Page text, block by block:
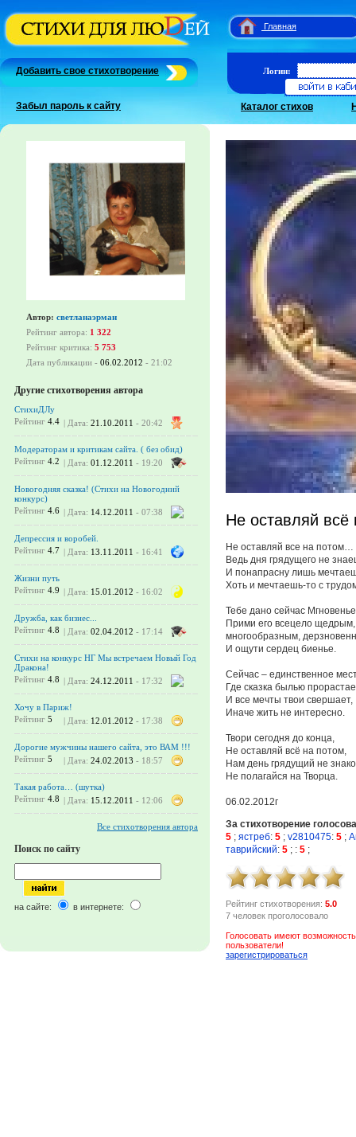
Главная
Добавить свое стихотворение
Забыл пароль к сайту
Логин:
Каталог стихов
Автор: светланаэрман
Рейтинг автора: 1 322
Рейтинг критика: 5 753
Дата публикации - 06.02.2012 - 21:02
Другие стихотворения автора
СтихиДЛу
Рейтинг 4.4 | Дата: 21.10.2011 - 20:42
Модераторам и критикам сайта. ( без обид)
Рейтинг 4.2 | Дата: 01.12.2011 - 19:20
Новогодняя сказка! (Стихи на Новогодний
конкурс)
Рейтинг 4.6 | Дата: 14.12.2011 - 07:38
Депрессия и воробей.
Рейтинг 4.7 | Дата: 13.11.2011 - 16:41
Жизни путь
Рейтинг 4.9 | Дата: 15.01.2012 - 16:02
Дружба, как бизнес...
Рейтинг 4.8 | Дата: 02.04.2012 - 17:14
Стихи на конкурс НГ Мы встречаем Новый Год
Дракона!
Рейтинг 4.8 | Дата: 24.12.2011 - 17:32
Хочу в Париж!
Рейтинг 5 | Дата: 12.01.2012 - 17:38
Дорогие мужчины нашего сайта, это ВАМ !!!
Рейтинг 5 | Дата: 24.02.2013 - 18:57
Такая работа… (шутка)
Рейтинг 4.8 | Дата: 15.12.2011 - 12:06
Все стихотворения автора
Поиск по сайту
на сайте: в интернете:
Не оставляй всё
Не оставляй все на потом…
Ведь дня грядущего не
И понапрасну лишь
Хоть и мечтаешь-то с
Тебе дано сейчас
Прими его всецело щедрым,
многообразным,
И ощути сердец биенье.
Сейчас – единственное
Где сказка былью
И все мечты твои свершает,
Иначе жить не интересно.
Твори сегодня до конца,
Не оставляй всё на потом,
Нам день грядущий не
Не полагайся на Творца.
06.02.2012г
За стихотворение
5 ; ястреб: 5 ; v2810475: 5 ;
таврийский: 5 ; : 5 ;
Рейтинг стихотворения: 5.0
7 человек проголосовало
Голосовать имеют
пользователи!
зарегистрироваться